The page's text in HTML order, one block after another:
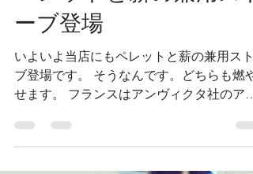
ペレットマンスズキ
2017年10月3日
読了時間: 1分
ペレットと薪の兼用スト
ーブ登場